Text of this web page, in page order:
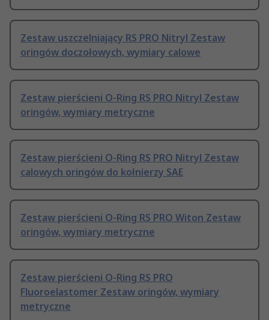
Zestaw uszczelniający RS PRO Nitryl Zestaw
oringów doczołowych, wymiary calowe
Zestaw pierścieni O-Ring RS PRO Nitryl Zestaw
oringów, wymiary metryczne
Zestaw pierścieni O-Ring RS PRO Nitryl Zestaw
calowych oringów do kołnierzy SAE
Zestaw pierścieni O-Ring RS PRO Witon Zestaw
oringów, wymiary metryczne
Zestaw pierścieni O-Ring RS PRO
Fluoroelastomer Zestaw oringów, wymiary
metryczne